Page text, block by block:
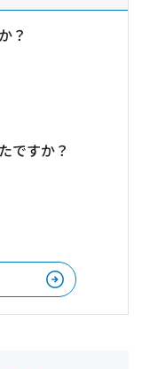
？
ですか？